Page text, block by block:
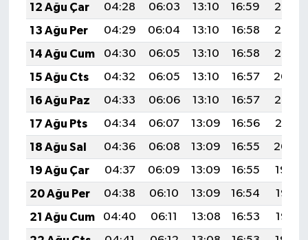
12 Ağu Çar
04:28 06:03 13:10 16:59
20:08
13 Ağu Per
04:29 06:04 13:10 16:58
20:07
14 Ağu Cum
04:30 06:05 13:10 16:58
20:05
15 Ağu Cts
04:32 06:05 13:10 16:57
20:04
16 Ağu Paz
04:33 06:06 13:10 16:57
20:03
17 Ağu Pts
04:34 06:07 13:09 16:56
20:01
18 Ağu Sal
04:36 06:08 13:09 16:55
20:00
19 Ağu Çar
04:37 06:09 13:09 16:55
19:59
20 Ağu Per
04:38 06:10 13:09 16:54
19:57
21 Ağu Cum
04:40 06:11 13:08 16:53
19:56